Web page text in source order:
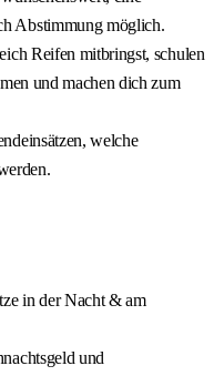
Abstimmung möglich.
Reifen mitbringst, schulen
und machen dich zum
welche
in der Nacht & am
und